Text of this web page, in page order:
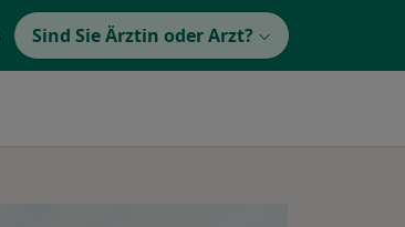
Sind Sie Ärztin oder Arzt?